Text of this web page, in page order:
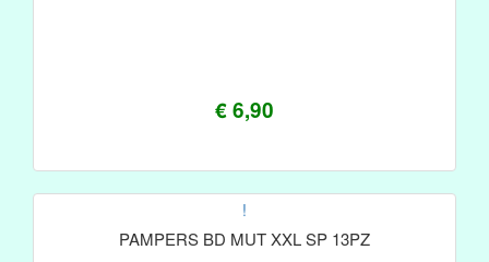
€ 6,90
!
PAMPERS BD MUT XXL SP 13PZ